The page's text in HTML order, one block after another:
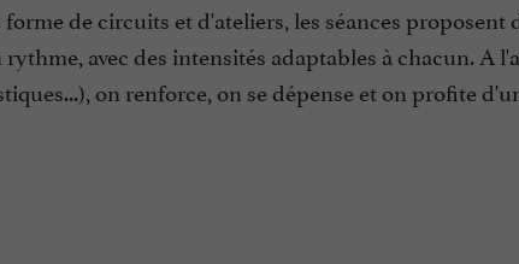
de circuits et d'ateliers, les séances proposent
avec des intensités adaptables à chacun. A
on renforce, on se dépense et on profite